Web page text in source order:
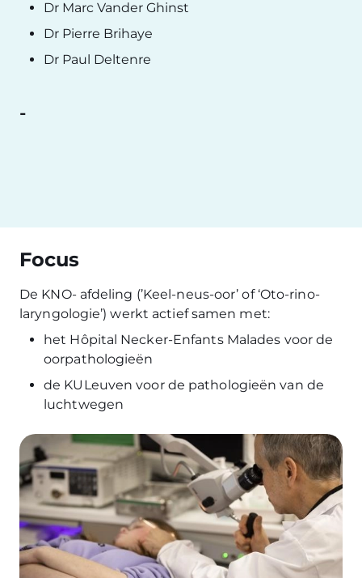
Dr Marc Vander Ghinst
Dr Pierre Brihaye
Dr Paul Deltenre
-
Focus
De KNO- afdeling (’Keel-neus-oor’ of ‘Oto-rino-
laryngologie’) werkt actief samen met:
het Hôpital Necker-Enfants Malades voor de
oorpathologieën
de KULeuven voor de pathologieën van de
luchtwegen